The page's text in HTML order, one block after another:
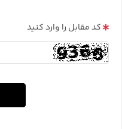
کد مقابل را وارد کنید